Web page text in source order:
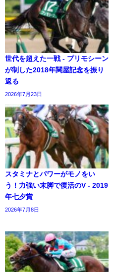
世代を超えた一戦 - プリモシーン
が制した2018年関屋記念を振り
返る
2026年7月23日
スタミナとパワーがモノをい
う！力強い末脚で復活のV - 2019
年七夕賞
2026年7月8日